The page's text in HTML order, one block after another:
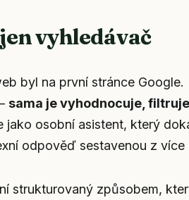
vyhledávač
byl na první stránce Google.
sama je vyhodnocuje,
jako osobní asistent, který
odpověď sestavenou z více
strukturovaný způsobem,